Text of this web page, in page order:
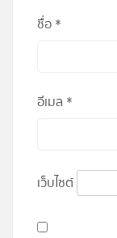
ชื่อ*
อีเมล *
เว็บไซต์